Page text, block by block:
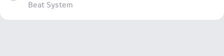
Beat System